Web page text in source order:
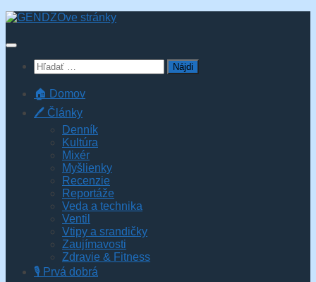
Skip
content
Hľadať:
🏠 Domov
🖊️ Články
Denník
Kultúra
Mixér
Myšlienky
Recenzie
Reportáže
Veda a technika
Ventil
Vtipy a srandičky
Zaujímavosti
Zdravie & Fitness
🎙️ Prvá dobrá